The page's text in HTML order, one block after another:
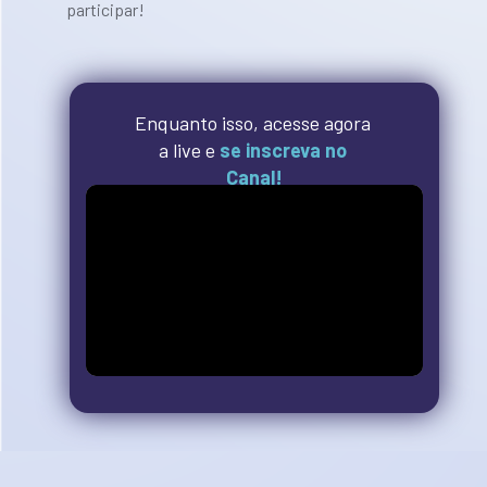
Enquanto isso, acesse agora
a live e se inscreva no
Canal!
participar!